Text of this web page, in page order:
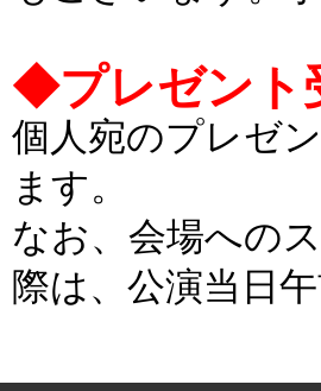
◆プレゼント
個人宛のプレゼ
ます。
なお、会場への
際は、公演当日